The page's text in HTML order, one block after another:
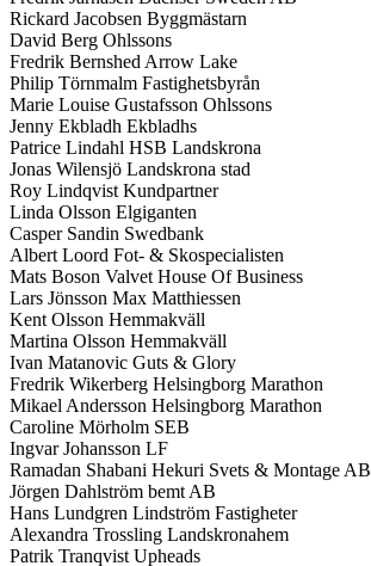
Rickard Jacobsen Byggmästarn
David Berg Ohlssons
Fredrik Bernshed Arrow Lake
Philip Törnmalm Fastighetsbyrån
Marie Louise Gustafsson Ohlssons
Jenny Ekbladh Ekbladhs
Patrice Lindahl HSB Landskrona
Jonas Wilensjö Landskrona stad
Roy Lindqvist Kundpartner
Linda Olsson Elgiganten
Casper Sandin Swedbank
Albert Loord Fot- & Skospecialisten
Mats Boson Valvet House Of Business
Lars Jönsson Max Matthiessen
Kent Olsson Hemmakväll
Martina Olsson Hemmakväll
Ivan Matanovic Guts & Glory
Fredrik Wikerberg Helsingborg Marathon
Mikael Andersson Helsingborg Marathon
Caroline Mörholm SEB
Ingvar Johansson LF
Ramadan Shabani Hekuri Svets & Montage AB
Jörgen Dahlström bemt AB
Hans Lundgren Lindström Fastigheter
Alexandra Trossling Landskronahem
Patrik Tranqvist Upheads